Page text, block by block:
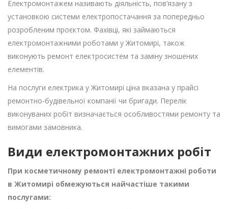
Електромонтажем називають діяльність, пов’язану з
установкою системи електропостачання за попередньо
розробленим проєктом. Фахівці, які займаються
електромонтажними роботами у Житомирі, також
виконують ремонт електросистем та заміну зношених
елементів.
На послуги електрика у Житомирі ціна вказана у прайсі
ремонтно-будівельної компанії чи бригади. Перелік
виконуваних робіт визначається особливостями ремонту та
вимогами замовника.
Види електромонтажних робіт
При косметичному ремонті електромонтажні роботи
в Житомирі обмежуються найчастіше такими
послугами: